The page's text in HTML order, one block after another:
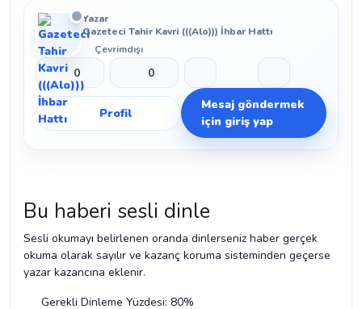
Yazar
Gazeteci Tahir Kavri (((Alo))) İhbar Hattı
Çevrimdışı
Beğen
0 Beğenmeme
0
Profil
Mesaj göndermek
için giriş yap
Bu haberi sesli dinle
Sesli okumayı belirlenen oranda dinlerseniz haber gerçek
okuma olarak sayılır ve kazanç koruma sisteminden geçerse
yazar kazancına eklenir.
Gerekli Dinleme Yüzdesi: 80%